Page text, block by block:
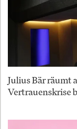
Julius Bär räumt
Vertrauenskrise